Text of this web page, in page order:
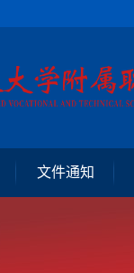
文件通知